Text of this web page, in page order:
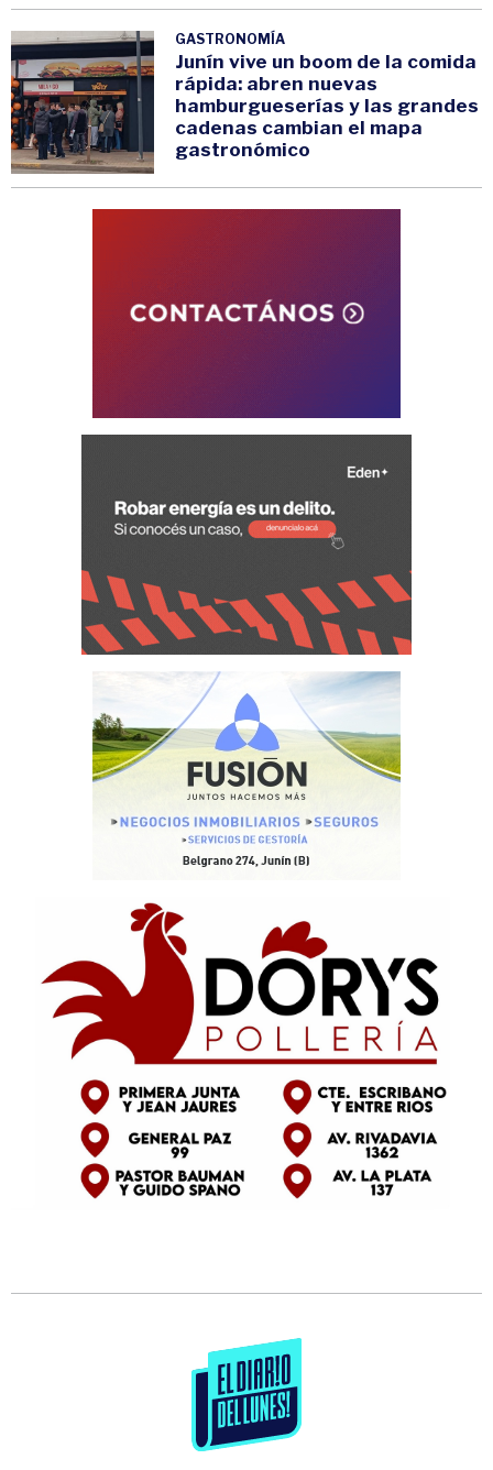
GASTRONOMÍA
Junín vive un boom de la comida
rápida: abren nuevas
hamburgueserías y las grandes
cadenas cambian el mapa
gastronómico